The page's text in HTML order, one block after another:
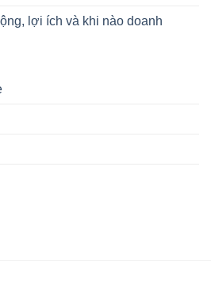
lợi ích và khi nào doanh